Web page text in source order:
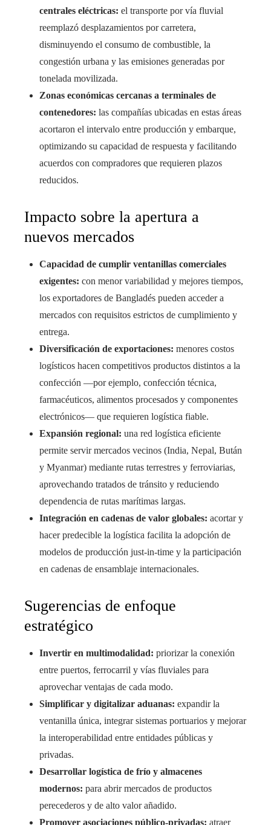
centrales eléctricas: el transporte por vía fluvial
reemplazó desplazamientos por carretera,
disminuyendo el consumo de combustible, la
congestión urbana y las emisiones generadas por
tonelada movilizada.
Zonas económicas cercanas a terminales de
contenedores: las compañías ubicadas en estas áreas
acortaron el intervalo entre producción y embarque,
optimizando su capacidad de respuesta y facilitando
acuerdos con compradores que requieren plazos
reducidos.
Impacto sobre la apertura a
nuevos mercados
Capacidad de cumplir ventanillas comerciales
exigentes: con menor variabilidad y mejores tiempos,
los exportadores de Bangladés pueden acceder a
mercados con requisitos estrictos de cumplimiento y
entrega.
Diversificación de exportaciones: menores costos
logísticos hacen competitivos productos distintos a la
confección —por ejemplo, confección técnica,
farmacéuticos, alimentos procesados y componentes
electrónicos— que requieren logística fiable.
Expansión regional: una red logística eficiente
permite servir mercados vecinos (India, Nepal, Bután
y Myanmar) mediante rutas terrestres y ferroviarias,
aprovechando tratados de tránsito y reduciendo
dependencia de rutas marítimas largas.
Integración en cadenas de valor globales: acortar y
hacer predecible la logística facilita la adopción de
modelos de producción just-in-time y la participación
en cadenas de ensamblaje internacionales.
Sugerencias de enfoque
estratégico
Invertir en multimodalidad: priorizar la conexión
entre puertos, ferrocarril y vías fluviales para
aprovechar ventajas de cada modo.
Simplificar y digitalizar aduanas: expandir la
ventanilla única, integrar sistemas portuarios y mejorar
la interoperabilidad entre entidades públicas y
privadas.
Desarrollar logística de frío y almacenes
modernos: para abrir mercados de productos
perecederos y de alto valor añadido.
Promover asociaciones público-privadas: atraer